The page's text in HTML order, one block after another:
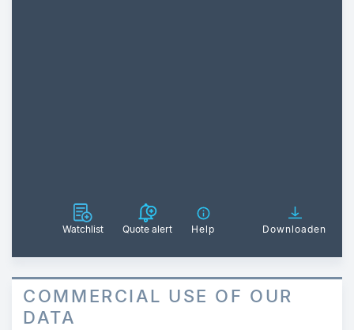
Watchlist Quote alert Help Downloaden
COMMERCIAL USE OF OUR
DATA